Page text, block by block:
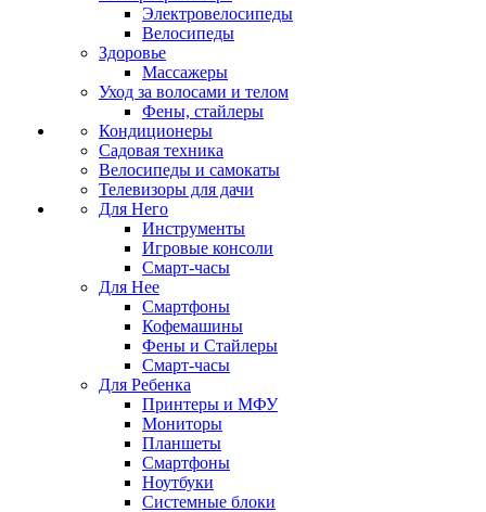
Электровелосипеды
Велосипеды
Здоровье
Массажеры
Уход за волосами и телом
Фены, стайлеры
Кондиционеры
Садовая техника
Велосипеды и самокаты
Телевизоры для дачи
Для Него
Инструменты
Игровые консоли
Смарт-часы
Для Нее
Смартфоны
Кофемашины
Фены и Стайлеры
Смарт-часы
Для Ребенка
Принтеры и МФУ
Мониторы
Планшеты
Смартфоны
Ноутбуки
Системные блоки